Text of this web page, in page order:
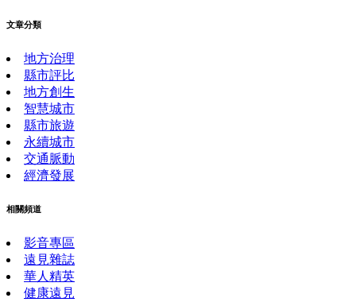
文章分類
地方治理
縣市評比
地方創生
智慧城市
縣市旅遊
永續城市
交通脈動
經濟發展
相關頻道
影音專區
遠見雜誌
華人精英
健康遠見